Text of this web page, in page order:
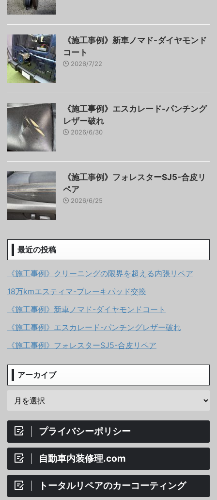
《施工事例》新車ノマド-ダイヤモンド
コート
2026/7/22
《施工事例》エスカレード-パンチング
レザー破れ
2026/6/30
《施工事例》フォレスターSJ5-合皮リ
ペア
2026/6/25
最近の投稿
《施工事例》クリーニングの限界を超える内張リペア
18万kmエスティマ-ブレーキパッド交換
《施工事例》新車ノマド-ダイヤモンドコート
《施工事例》エスカレード-パンチングレザー破れ
《施工事例》フォレスターSJ5-合皮リペア
アーカイブ
プライバシーポリシー
自動車内装修理.com
トータルリペアのカーコーティング